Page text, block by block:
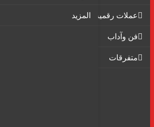
عملات رقمية
فن وآداب
متفرقات
المزيد